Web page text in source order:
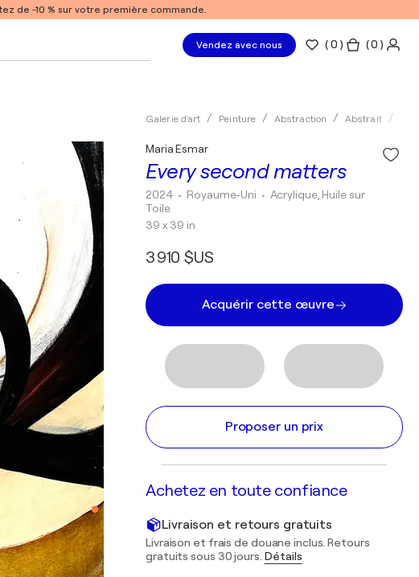
de -10 % sur votre première commande.
Vendez avec nous (0 ) ( 0 )
Galerie d'art Peinture Abstraction Abstrait
Every second matters
Maria Esmar
2024 • Royaume-Uni • Acrylique, Huile sur
Toile
39 x 39 in
3 910 $US
Acquérir cette œuvre
Proposer un prix
Achetez en toute confiance
Livraison et retours gratuits
Livraison et frais de douane inclus. Retours
gratuits sous 30 jours. Détails